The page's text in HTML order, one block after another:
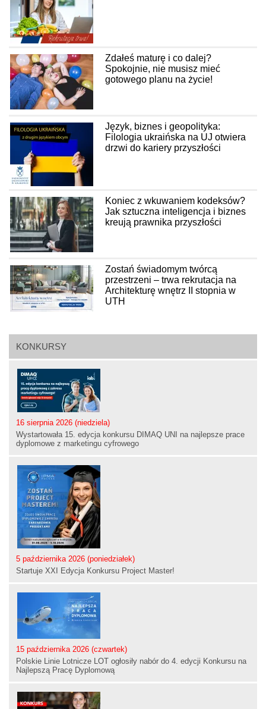
KONKURSY
16 sierpnia 2026 (niedziela)
Wystartowała 15. edycja konkursu DIMAQ UNI na najlepsze prace
dyplomowe z marketingu cyfrowego
5 października 2026 (poniedziałek)
Startuje XXI Edycja Konkursu Project Master!
15 października 2026 (czwartek)
Polskie Linie Lotnicze LOT ogłosiły nabór do 4. edycji Konkursu na
Najlepszą Pracę Dyplomową
Zdałeś maturę i co dalej?
Spokojnie, nie musisz mieć
gotowego planu na życie!
Język, biznes i geopolityka:
Filologia ukraińska na UJ otwiera
drzwi do kariery przyszłości
Koniec z wkuwaniem kodeksów?
Jak sztuczna inteligencja i biznes
kreują prawnika przyszłości
Zostań świadomym twórcą
przestrzeni – trwa rekrutacja na
Architekturę wnętrz II stopnia w
UTH